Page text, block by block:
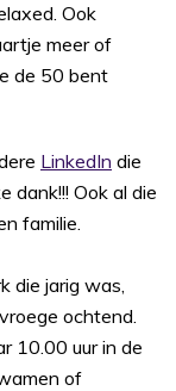
Ook
meer of
de 50 bent
LinkedIn die
dank!!! Ook al die
familie.
die jarig was,
ochtend.
10.00 uur in de
of